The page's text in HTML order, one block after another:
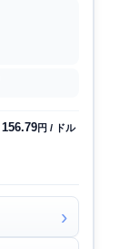
156.79円 / ドル